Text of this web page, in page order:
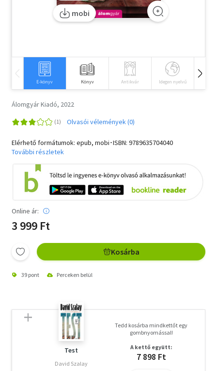
Természettudomány
Vallás
mobi
E-könyv Könyv Antikvár Idegen nyelvű
Álomgyár Kiadó, 2022
Olvasói vélemények (0)
Elérhető formátumok: epub, mobi･ISBN: 9789635704040
További részletek
Online ár:
3 999 Ft
Kosárba
39 pont Perceken belül
Test
David Szalay
Tedd kosárba mindkettőt egy
gombnyomással!
A kettő együtt:
7 898 Ft